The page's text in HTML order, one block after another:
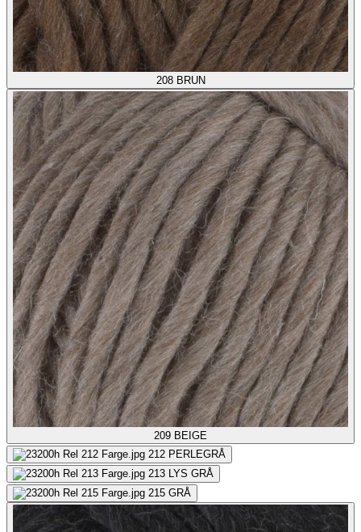
208 BRUN
209 BEIGE
212 PERLEGRÅ
213 LYS GRÅ
215 GRÅ